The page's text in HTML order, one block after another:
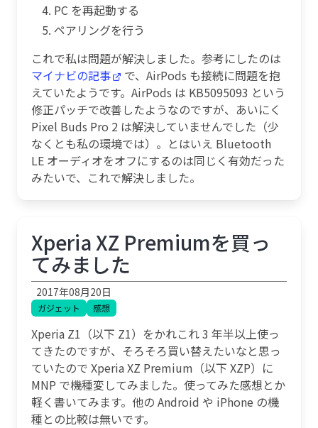
PC を再起動する
ペアリングを行う
これで私は問題が解決しました。参考にしたのは
マイナビの記事
で、AirPods も接続に問題を抱
えていたようです。AirPods は KB5095093 という
修正パッチで改善したようなのですが、あいにく
Pixel Buds Pro 2 は解決していませんでした（少
なくとも私の環境では）。とはいえ Bluetooth
LE オーディオをオフにするのは同じく有効だった
みたいで、これで解決しました。
Xperia XZ Premiumを買っ
てみました
2017年08月20日
ガジェット 感想
Xperia Z1（以下 Z1）をかれこれ 3 年半以上使っ
てきたのですが、そろそろ買い替えたいなと思っ
ていたので Xperia XZ Premium（以下 XZP）に
MNP で機種変してみました。使ってみた感想とか
軽く書いてみます。他の Android や iPhone の機
種との比較は無いです。